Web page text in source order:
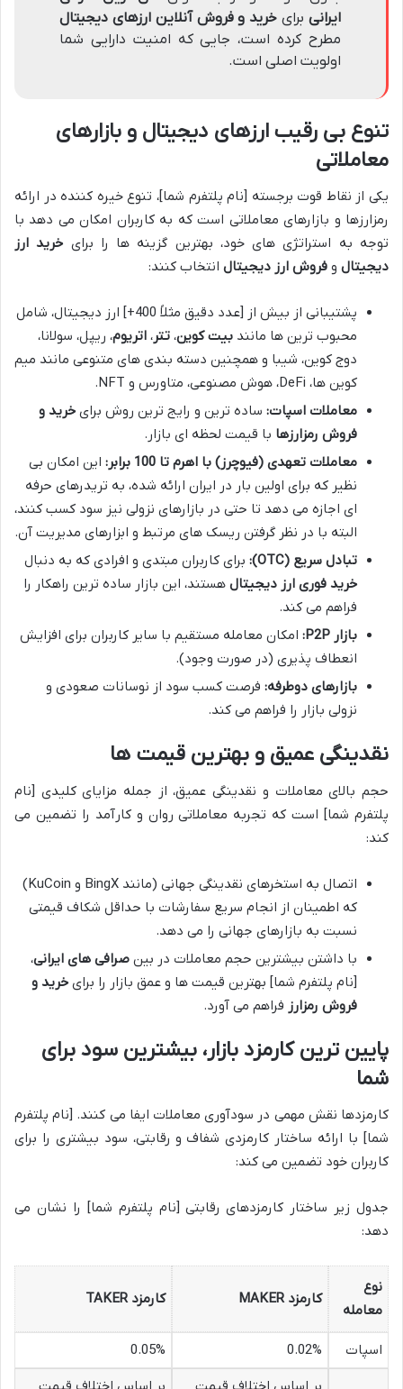
ایرانیبرای خرید و فروش آنلاین ارزهای دیجیتال
مطرح کرده است، جایی که امنیت دارایی شما
اولویت اصلی است.
تنوع بی رقیب ارزهای دیجیتال و بازارهای
معاملاتی
یکی از نقاط قوت برجسته [نام پلتفرم شما]، تنوع خیره کننده در ارائه
رمزارزها و بازارهای معاملاتی است که به کاربران امکان می دهد با
توجه به استراتژی های خود، بهترین گزینه ها را برای خرید ارز
دیجیتال و فروش ارز دیجیتال انتخاب کنند:
پشتیبانی از بیش از [عدد دقیق مثلاً 400+] ارز دیجیتال، شامل
محبوب ترین ها مانند بیت کوین، تتر، اتریوم، ریپل، سولانا،
دوج کوین، شیبا و همچنین دسته بندی های متنوعی مانند میم
کوین ها، DeFi، هوش مصنوعی، متاورس و NFT.
معاملات اسپات: ساده ترین و رایج ترین روش برای خرید و
فروش رمزارزها با قیمت لحظه ای بازار.
معاملات تعهدی (فیوچرز) با اهرم تا 100 برابر:
این امکان بی
نظیر که برای اولین بار در ایران ارائه شده، به تریدرهای حرفه
ای اجازه می دهد تا حتی در بازارهای نزولی نیز سود کسب کنند،
البته با در نظر گرفتن ریسک های مرتبط و ابزارهای مدیریت آن.
تبادل سریع (OTC):
برای کاربران مبتدی و افرادی که به دنبال
خرید فوری ارز دیجیتال هستند، این بازار ساده ترین راهکار را
فراهم می کند.
بازار P2P:
امکان معامله مستقیم با سایر کاربران برای افزایش
انعطاف پذیری (در صورت وجود).
بازارهای دوطرفه: فرصت کسب سود از نوسانات صعودی و
نزولی بازار را فراهم می کند.
نقدینگی عمیق و بهترین قیمت ها
حجم بالای معاملات و نقدینگی عمیق، از جمله مزایای کلیدی [نام
پلتفرم شما] است که تجربه معاملاتی روان و کارآمد را تضمین می
کند:
اتصال به استخرهای نقدینگی جهانی (مانند BingX و KuCoin)
که اطمینان از انجام سریع سفارشات با حداقل شکاف قیمتی
نسبت به بازارهای جهانی را می دهد.
با داشتن بیشترین حجم معاملات در بین صرافی های ایرانی،
[نام پلتفرم شما] بهترین قیمت ها و عمق بازار را برای خرید و
فروش رمزارز فراهم می آورد.
پایین ترین کارمزد بازار، بیشترین سود برای
شما
کارمزدها نقش مهمی در سودآوری معاملات ایفا می کنند. [نام پلتفرم
شما] با ارائه ساختار کارمزدی شفاف و رقابتی، سود بیشتری را برای
کاربران خود تضمین می کند:
جدول زیر ساختار کارمزدهای رقابتی [نام پلتفرم شما] را نشان می
دهد:
نوع
معامله
کارمزد MAKER کارمزد TAKER
اسپات 0.02%
0.05%